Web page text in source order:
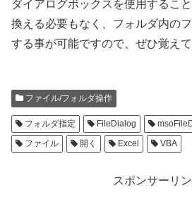
ダイアログボックスを使用するこ
換える必要もなく、フォルダ内の
する事が可能ですので、ぜひ覚えて
ファイル/フォルダ操作
フォルダ指定 FileDialog
ファイル
開く Excel VBA
スポンサーリ